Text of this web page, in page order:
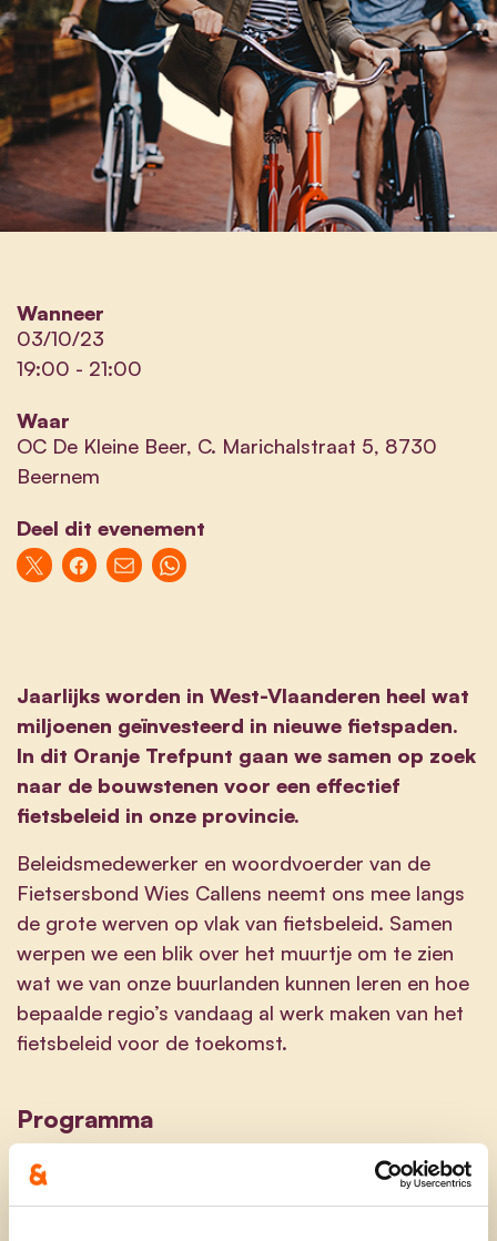
Wanneer
03/10/23
19:00 - 21:00
Waar
OC De Kleine Beer, C. Marichalstraat 5, 8730
Beernem
Deel dit evenement
Jaarlijks worden in West-Vlaanderen heel wat
miljoenen geïnvesteerd in nieuwe fietspaden.
In dit Oranje Trefpunt gaan we samen op zoek
naar de bouwstenen voor een effectief
fietsbeleid in onze provincie.
Beleidsmedewerker en woordvoerder van de
Fietsersbond Wies Callens neemt ons mee langs
de grote werven op vlak van fietsbeleid. Samen
werpen we een blik over het muurtje om te zien
wat we van onze buurlanden kunnen leren en hoe
bepaalde regio’s vandaag al werk maken van het
fietsbeleid voor de toekomst.
Programma
19u00 – Onthaal
19u30 – Welkom en opening door Jos Sypré,